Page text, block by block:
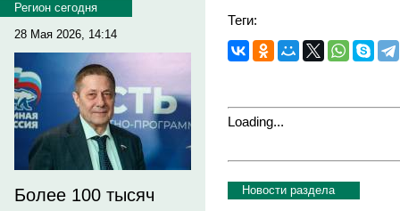
Регион сегодня
28 Мая 2026, 14:14
Более 100 тысяч
Теги:
Loading...
Новости раздела